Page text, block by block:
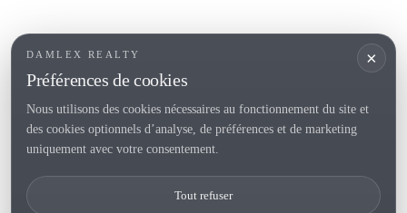
×
DAMLEX REALTY
Préférences de cookies
Nous utilisons des cookies nécessaires au fonctionnement du site et
des cookies optionnels d’analyse, de préférences et de marketing
uniquement avec votre consentement.
Tout refuser
Maison de campagne/li>
Investissements
Tel. (+34) 935 434 367
Privacy Policy
Cookie preferences